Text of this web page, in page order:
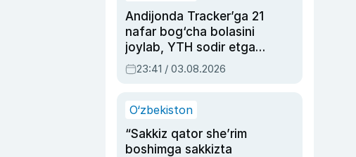
Andijonda Tracker’ga 21
nafar bog‘cha bolasini
joylab, YTH sodir etgan
ayolga sud hukmi o‘qildi
23:41 / 03.08.2026
O‘zbekiston
“Sakkiz qator she’rim
boshimga sakkizta